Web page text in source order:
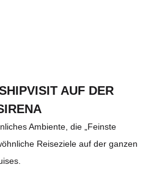
AUF DER
Ambiente, die „Feinste
Reiseziele auf der ganzen